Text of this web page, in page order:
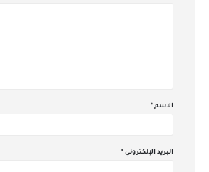
الاسم *
البريد الإلكتروني *